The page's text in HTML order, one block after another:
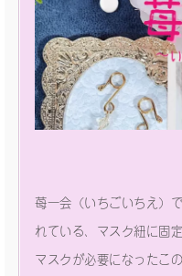
苺一会（いちごいちえ）
れている、マスク紐に固
マスクが必要になったこ